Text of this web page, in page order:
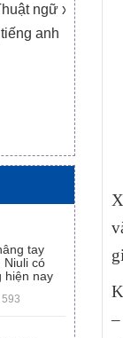
ngữ xe nâng
anh
tay
Niuli có
hiện nay
593